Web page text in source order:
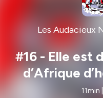
Les Audacieux
#16 - Elle est
d’Afrique